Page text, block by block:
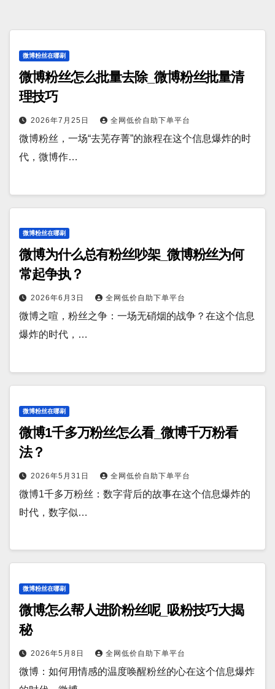
微博粉丝在哪刷
微博粉丝怎么批量去除_微博粉丝批量清
理技巧
2026年7月25日 全网低价自助下单平台
微博粉丝，一场“去芜存菁”的旅程在这个信息爆炸的时
代，微博作…
微博粉丝在哪刷
微博为什么总有粉丝吵架_微博粉丝为何
常起争执？
2026年6月3日 全网低价自助下单平台
微博之喧，粉丝之争：一场无硝烟的战争？在这个信息
爆炸的时代，…
微博粉丝在哪刷
微博1千多万粉丝怎么看_微博千万粉看
法？
2026年5月31日 全网低价自助下单平台
微博1千多万粉丝：数字背后的故事在这个信息爆炸的
时代，数字似…
微博粉丝在哪刷
微博怎么帮人进阶粉丝呢_吸粉技巧大揭
秘
2026年5月8日 全网低价自助下单平台
微博：如何用情感的温度唤醒粉丝的心在这个信息爆炸